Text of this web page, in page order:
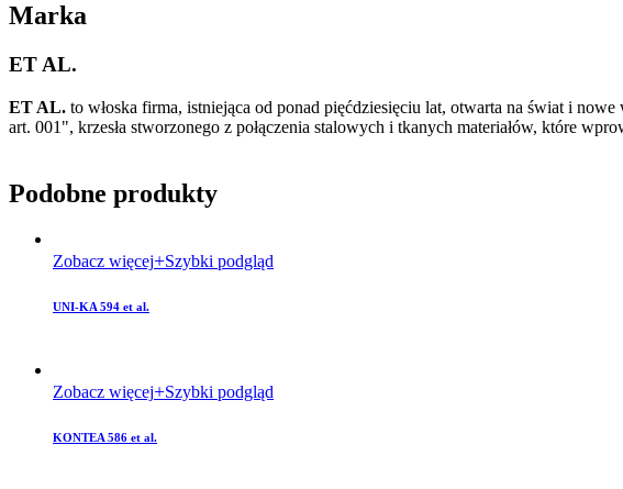
Marka
ET AL.
ET AL. to włoska firma, istniejąca od ponad pięćdziesięciu lat, otwarta na świat i
art. 001", krzesła stworzonego z połączenia stalowych i tkanych materiałów, które
Podobne produkty
Zobacz więcej Szybki podgląd
UNI-KA 594 et al.
Zobacz więcej Szybki podgląd
KONTEA 586 et al.